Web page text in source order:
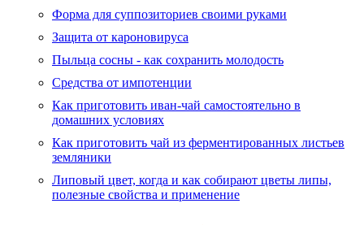
Форма для суппозиториев своими руками
Защита от кароновируса
Пыльца сосны - как сохранить молодость
Средства от импотенции
Как приготовить иван-чай самостоятельно в
домашних условиях
Как приготовить чай из ферментированных листьев
земляники
Липовый цвет, когда и как собирают цветы липы,
полезные свойства и применение